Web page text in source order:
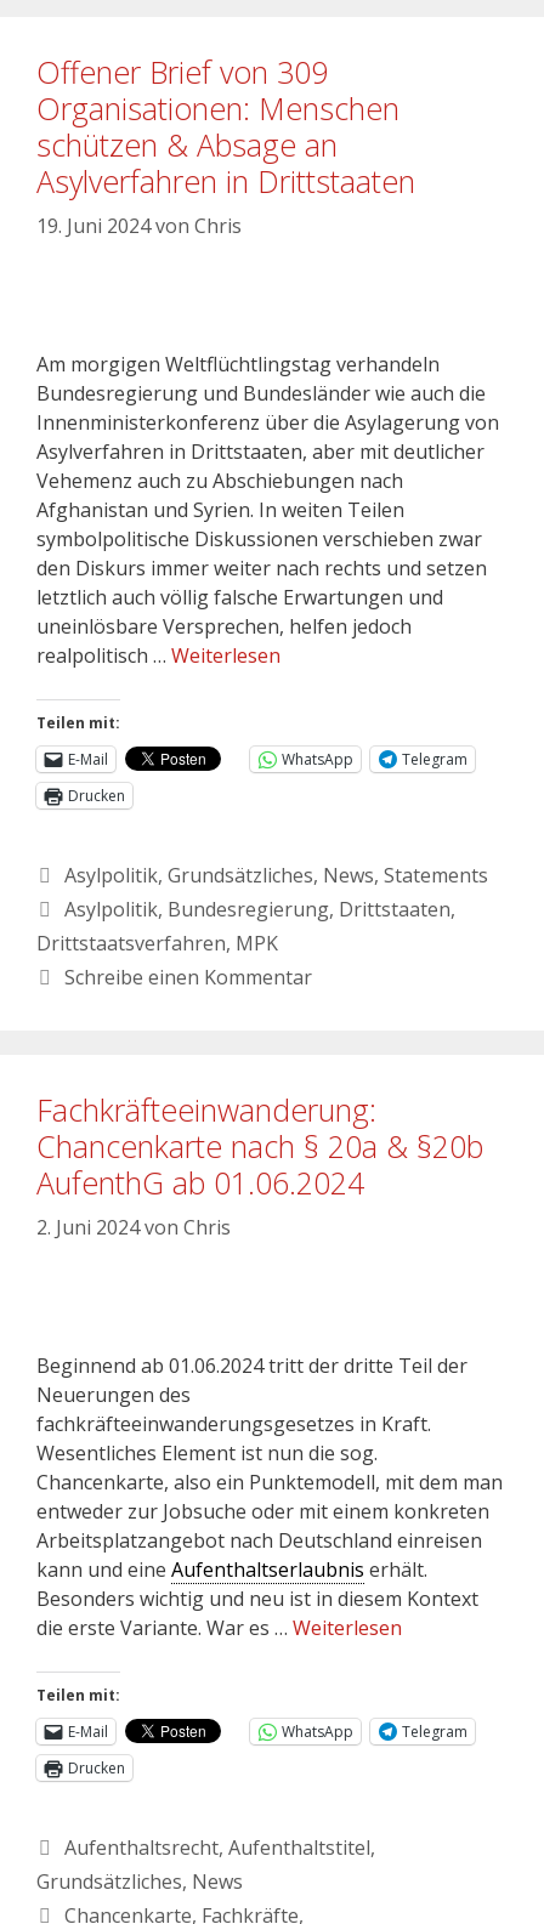
Offener Brief von 309
Organisationen: Menschen
schützen & Absage an
Asylverfahren in Drittstaaten
19. Juni 2024von Chris
Am morgigen Weltflüchtlingstag verhandeln
Bundesregierung und Bundesländer wie auch die
Innenministerkonferenz über die Asylagerung von
Asylverfahren in Drittstaaten, aber mit deutlicher
Vehemenz auch zu Abschiebungen nach
Afghanistan und Syrien. In weiten Teilen
symbolpolitische Diskussionen verschieben zwar
den Diskurs immer weiter nach rechts und setzen
letztlich auch völlig falsche Erwartungen und
uneinlösbare Versprechen, helfen jedoch
realpolitisch … Weiterlesen
Teilen mit:
E-Mail
WhatsApp
Telegram
Drucken
Asylpolitik, Grundsätzliches, News, Statements
Asylpolitik, Bundesregierung, Drittstaaten,
Drittstaatsverfahren, MPK
Schreibe einen Kommentar
Fachkräfteeinwanderung:
Chancenkarte nach § 20a & §20b
AufenthG ab 01.06.2024
2. Juni 2024von Chris
Beginnend ab 01.06.2024 tritt der dritte Teil der
Neuerungen des
fachkräfteeinwanderungsgesetzes in Kraft.
Wesentliches Element ist nun die sog.
Chancenkarte, also ein Punktemodell, mit dem man
entweder zur Jobsuche oder mit einem konkreten
Arbeitsplatzangebot nach Deutschland einreisen
kann und eine Aufenthaltserlaubnis erhält.
Besonders wichtig und neu ist in diesem Kontext
die erste Variante. War es … Weiterlesen
Teilen mit:
E-Mail
WhatsApp
Telegram
Drucken
Aufenthaltsrecht, Aufenthaltstitel,
Grundsätzliches, News
Chancenkarte, Fachkräfte,